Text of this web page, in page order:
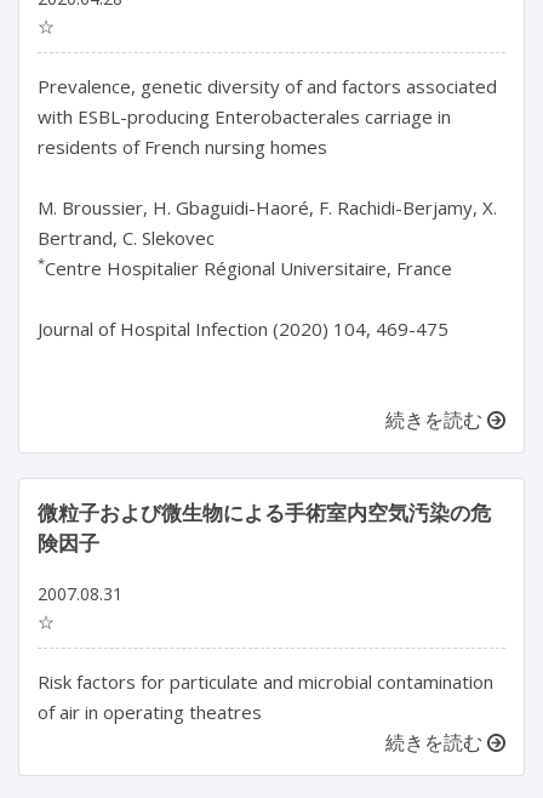
☆
Prevalence, genetic diversity of and factors associated
with ESBL-producing Enterobacterales carriage in
residents of French nursing homes
M. Broussier, H. Gbaguidi-Haoré, F. Rachidi-Berjamy, X.
Bertrand, C. Slekovec
*Centre Hospitalier Régional Universitaire, France
Journal of Hospital Infection (2020) 104, 469-475
続きを読む
微粒子および微生物による手術室内空気汚染の危
険因子
2007.08.31
☆
Risk factors for particulate and microbial contamination
of air in operating theatres
続きを読む